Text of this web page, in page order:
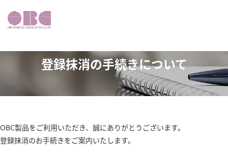
登録抹消の手続きについて
OBC製品をご利用いただき、誠にありがとうございます。
登録抹消のお手続きをご案内いたします。